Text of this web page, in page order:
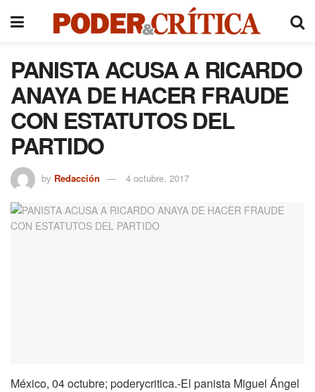
PANISTA ACUSA A RICARDO
ANAYA DE HACER FRAUDE
CON ESTATUTOS DEL
PARTIDO
by Redacción 4 octubre, 2017
México, 04 octubre; poderycritica.-El panista Miguel Ángel